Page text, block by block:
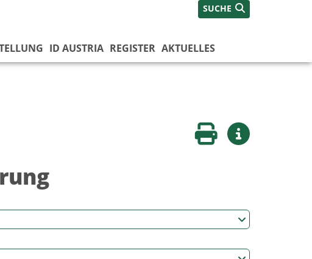
SUCHE
ID AUSTRIA REGISTER AKTUELLES
Seite druckenWeitere Infos